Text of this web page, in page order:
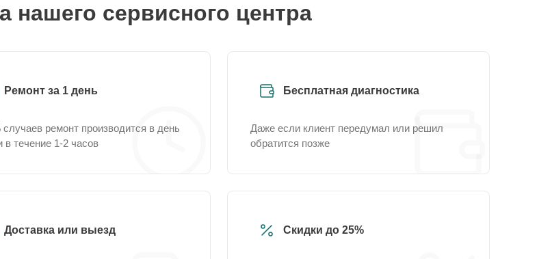
нашего сервисного центра
Ремонт за 1 день
случаев ремонт производится в день
в течение 1-2 часов
Бесплатная диагностика
Даже если клиент передумал или решил
обратится позже
Доставка или выезд Скидки до 25%